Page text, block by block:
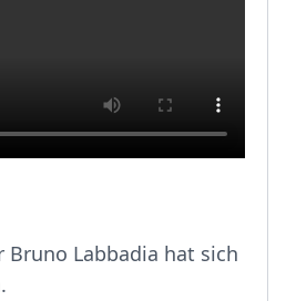
Bruno Labbadia hat sich